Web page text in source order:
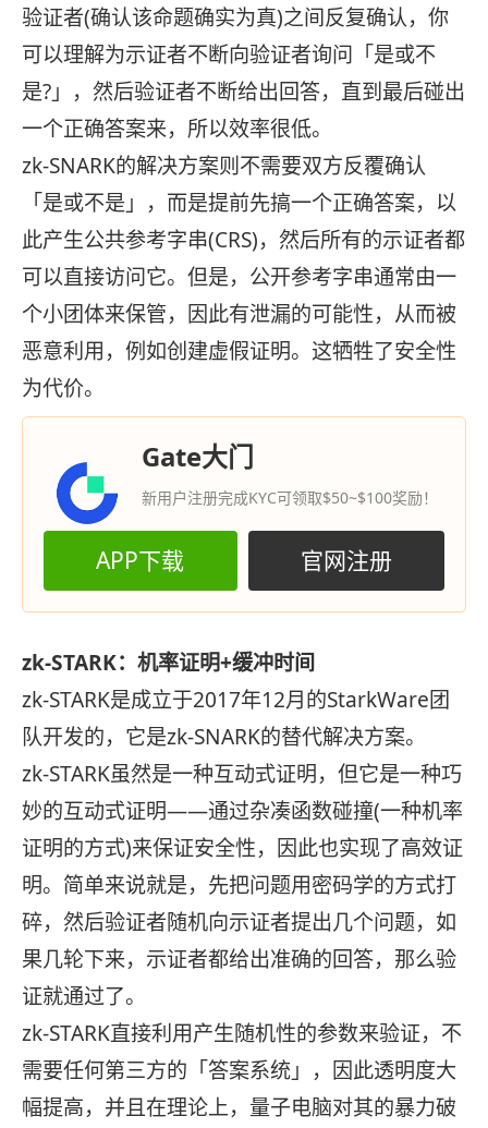
验证者(确认该命题确实为真)之间反复确认，你
可以理解为示证者不断向验证者询问「是或不
是?」，然后验证者不断给出回答，直到最后碰出
一个正确答案来，所以效率很低。
zk-SNARK的解决方案则不需要双方反覆确认
「是或不是」，而是提前先搞一个正确答案，以
此产生公共参考字串(CRS)，然后所有的示证者都
可以直接访问它。但是，公开参考字串通常由一
个小团体来保管，因此有泄漏的可能性，从而被
恶意利用，例如创建虚假证明。这牺牲了安全性
为代价。
Gate大门
新用户注册完成KYC可领取$50~$100奖励！
APP下载 官网注册
zk-STARK：机率证明+缓冲时间
zk-STARK是成立于2017年12月的StarkWare团
队开发的，它是zk-SNARK的替代解决方案。
zk-STARK虽然是一种互动式证明，但它是一种巧
妙的互动式证明——通过杂凑函数碰撞(一种机率
证明的方式)来保证安全性，因此也实现了高效证
明。简单来说就是，先把问题用密码学的方式打
碎，然后验证者随机向示证者提出几个问题，如
果几轮下来，示证者都给出准确的回答，那么验
证就通过了。
zk-STARK直接利用产生随机性的参数来验证，不
需要任何第三方的「答案系统」，因此透明度大
幅提高，并且在理论上，量子电脑对其的暴力破